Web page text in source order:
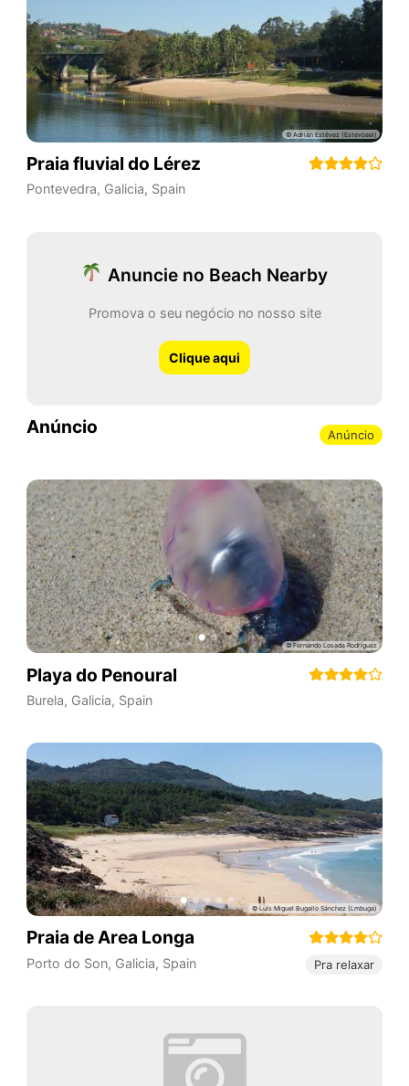
Praia fluvial do Lérez
Pontevedra, Galicia, Spain
Anuncie no Beach Nearby
Promova o seu negócio no nosso site
Clique aqui
Anúncio Anúncio
Playa do Penoural
Burela, Galicia, Spain
Praia de Area Longa
Porto do Son, Galicia, Spain Pra relaxar